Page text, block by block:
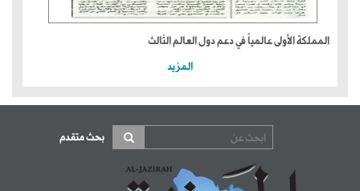
المملكة الأولى عالمياً في دعم دول العالم الثالث
المزيد
بحث متقدم